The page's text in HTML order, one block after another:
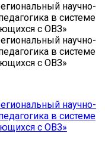
научно-
в системе
с ОВЗ»
научно-
в системе
с ОВЗ»
научно-
в системе
с ОВЗ»